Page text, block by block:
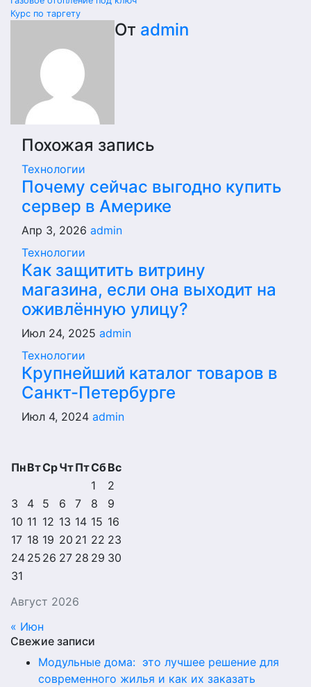
Курс по таргету
От admin
Похожая запись
Технологии
Почему сейчас выгодно купить
сервер в Америке
Апр 3, 2026 admin
Технологии
Как защитить витрину
магазина, если она выходит на
оживлённую улицу?
Июл 24, 2025 admin
Технологии
Крупнейший каталог товаров в
Санкт-Петербурге
Июл 4, 2024 admin
Август 2026
ПнВтСрЧтПтСбВс
1
2
3
4 5 6 7 8
9
10 11 12 13 14 15 16
17 18 19 20 21 22 23
24 25 26 27 28 29 30
31
« Июн
Свежие записи
Модульные дома: это лучшее решение для
современного жилья и как их заказать